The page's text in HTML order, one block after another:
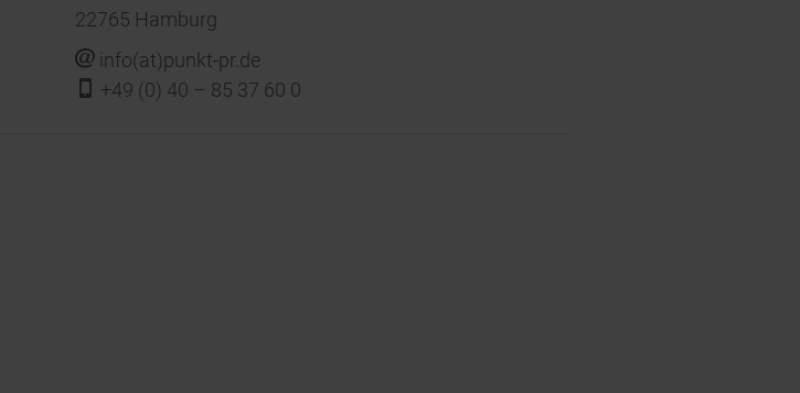
22765 Hamburg
j info(at)punkt-pr.de
f +49 (0) 40 – 85 37 60 0